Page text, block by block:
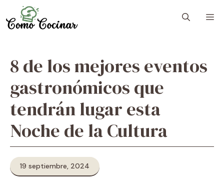
to
content
8 de los mejores eventos
gastronómicos que
tendrán lugar esta
Noche de la Cultura
19 septiembre, 2024